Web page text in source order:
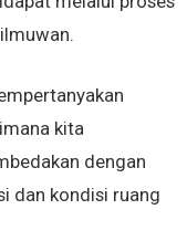
kita
dengan
dan kondisi ruang